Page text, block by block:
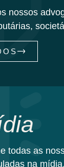
nossos
todas as
na